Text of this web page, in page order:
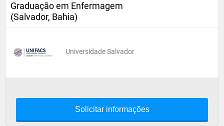
Graduação em Enfermagem
(Salvador, Bahia)
Universidade Salvador
Solicitar informações